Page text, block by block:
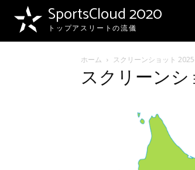
SportsCloud 2020
トップアスリートの流儀
ホーム スクリーンショット
スクリーンシ